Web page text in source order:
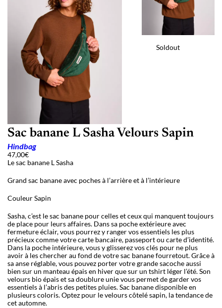
Soldout
Sac banane L Sasha Velours Sapin
Hindbag
47,00€
Le sac banane L Sasha
Grand sac banane avec poches à l’arrière et à l’intérieure
Couleur Sapin
Sasha, c’est le sac banane pour celles et ceux qui manquent toujours
de place pour leurs affaires. Dans sa poche extérieure avec
fermeture éclair, vous pourrez y ranger vos essentiels les plus
précieux comme votre carte bancaire, passeport ou carte d’identité.
Dans la poche intérieure, vous y glisserez vos clés pour ne plus
avoir à les chercher au fond de votre sac banane fourretout. Grâce à
sa anse réglable, vous pouvez porter votre grande sacoche aussi
bien sur un manteau épais en hiver que sur un tshirt léger l’été. Son
velours bio épais et sa doublure unie vous permet de garder vos
essentiels à l’abris des petites pluies. Sac banane disponible en
plusieurs coloris. Optez pour le velours côtelé sapin, la tendance de
cet automne.